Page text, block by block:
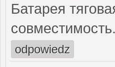
Батарея
совместимость.
odpowiedz